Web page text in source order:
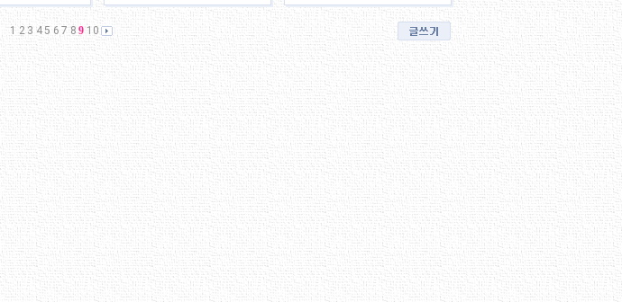
1 2 3 4 5 6 7 8 9 10